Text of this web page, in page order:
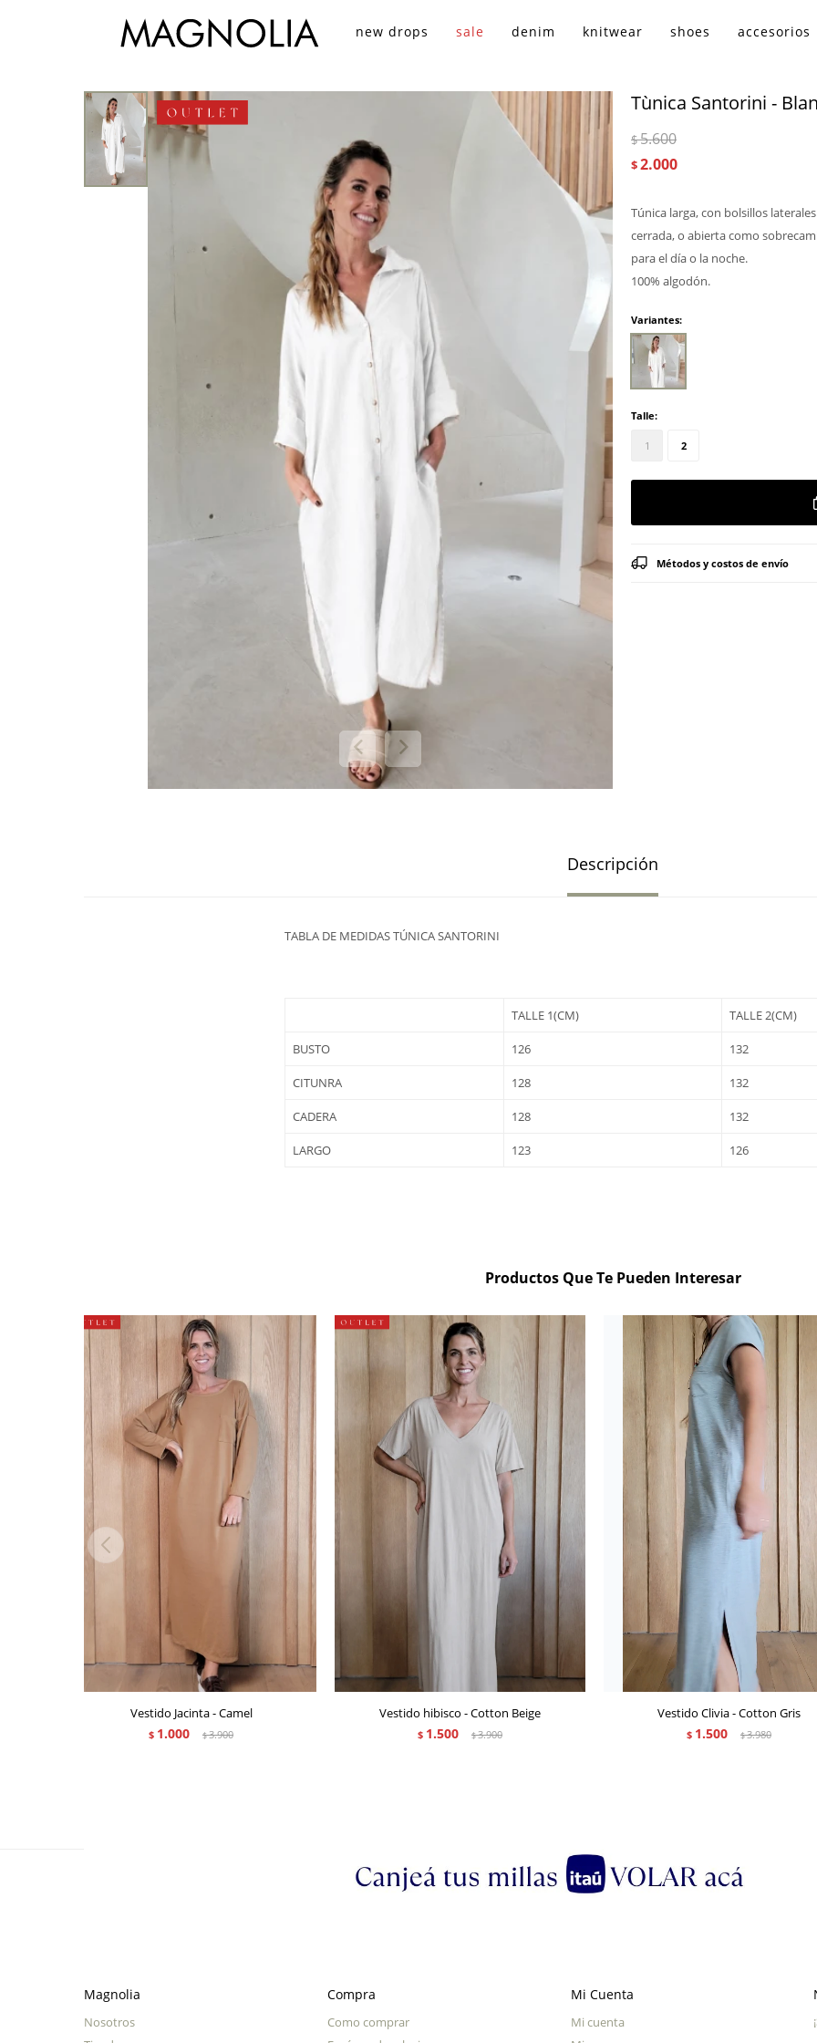
new drops sale denim knitwear shoes accesorios
Tùnica Santorini -
$2.000
$5.600
Túnica larga, con bolsillos
cerrada, o abierta como
para el día o la noche.
100% algodón.
Variantes:
Talle:
1 2
Métodos y costos de envío
Descripción
TABLA DE MEDIDAS TÚNICA SANTORINI
TALLE 1(CM) TALLE 2(CM)
BUSTO 126 132
CITUNRA 128 132
CADERA 128 132
LARGO 123 126
Productos Que Te Pueden Interesar
Vestido Jacinta - Camel
$ 1.000 $3.900
Vestido hibisco - Cotton Beige
$ 1.500 $3.900
Vestido Clivia - Cotton Gris
$ 1.500 $3.980
Magnolia
Nosotros
Compra
Como comprar
Mi Cuenta
Mi cuenta